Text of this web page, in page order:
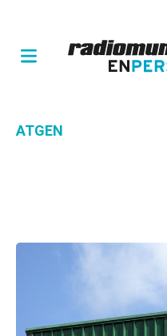
ATGEN